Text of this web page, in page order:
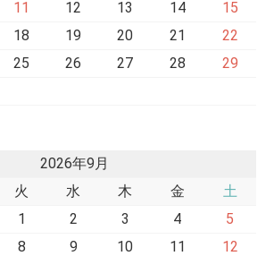
11 12 13 14
15
18 19 20 21
22
25 26 27 28
29
2026年9月
火 水 木 金
土
1
2 3 4
5
8 9 10 11
12